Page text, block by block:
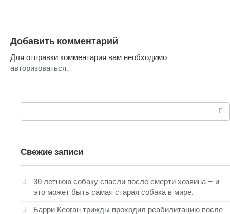
Добавить комментарий
Для отправки комментария вам необходимо
авторизоваться.
Поиск:
Свежие записи
30-летнюю собаку спасли после смерти хозяина – и
это может быть самая старая собака в мире.
Барри Кеоган трижды проходил реабилитацию после